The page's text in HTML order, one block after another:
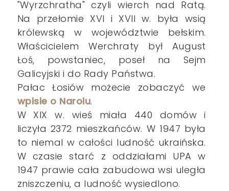
"Wyrzchratha" czyli wierch nad Ratą.
Na przełomie XVI i XVII w. była wsią
królewską w województwie bełskim.
Właścicielem Werchraty był August
Łoś, powstaniec, poseł na Sejm
Galicyjski i do Rady Państwa.
Pałac Łosiów możecie zobaczyć we
wpisie o Narolu.
W XIX w. wieś miała 440 domów i
liczyła 2372 mieszkańców. W 1947 była
to niemal w całości ludność ukraińska.
W czasie starć z oddziałami UPA w
1947 prawie cała zabudowa wsi uległa
zniszczeniu, a ludność wysiedlono.